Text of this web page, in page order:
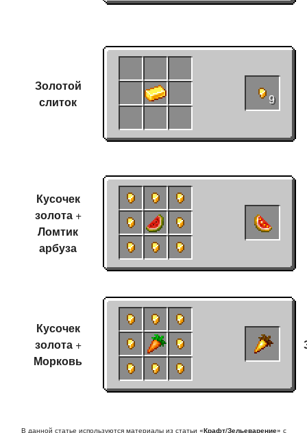
Золотой
слиток
9
Кусочек
золота+
Ломтик
арбуза
Кусочек
золота+
Морковь
В данной статье используются материалы из статьи «Крафт/Зельеварение» с